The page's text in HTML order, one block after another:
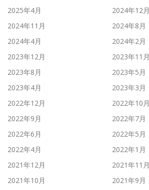
2025年4月
2024年12月
2024年11月
2024年8月
2024年4月
2024年2月
2023年12月
2023年11月
2023年8月
2023年5月
2023年4月
2023年3月
2022年12月
2022年10月
2022年9月
2022年7月
2022年6月
2022年5月
2022年4月
2022年1月
2021年12月
2021年11月
2021年10月
2021年9月